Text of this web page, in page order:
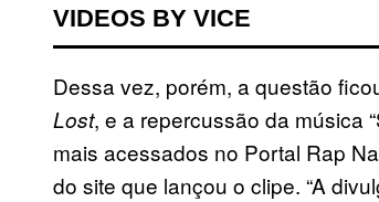
VIDEOS BY VICE
Dessa vez, porém, a questão
Lost, e a repercussão da música
mais acessados no Portal Rap
do site que lançou o clipe. “A